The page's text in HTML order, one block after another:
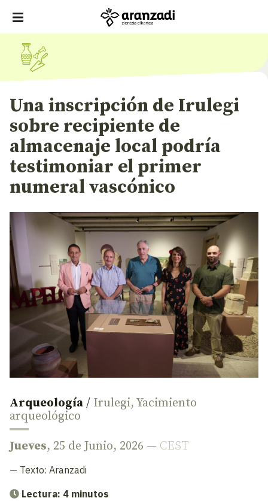
Una inscripción de Irulegi
sobre recipiente de
almacenaje local podría
testimoniar el primer
numeral vascónico
Arqueología / Irulegi, Yacimiento
arqueológico
Jueves, 25 de Junio, 2026 — CEST
— Texto: Aranzadi
Lectura: 4 minutos